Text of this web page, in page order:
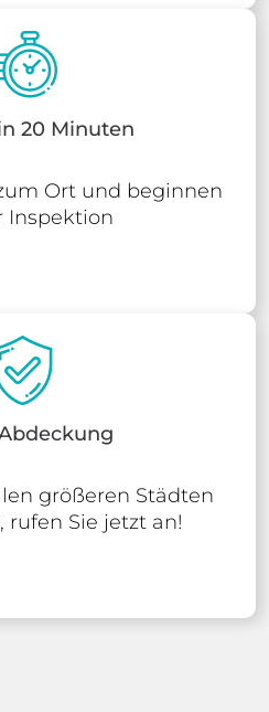
20 Minuten
Ort und beginnen
Inspektion
größeren Städten
rufen Sie jetzt an!